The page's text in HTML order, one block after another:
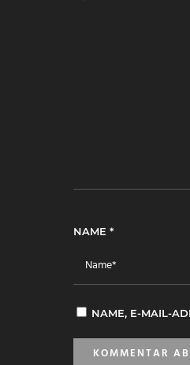
NAME *
NAME, E-MAIL-